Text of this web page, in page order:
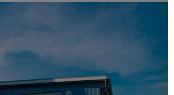
Skiurlaub